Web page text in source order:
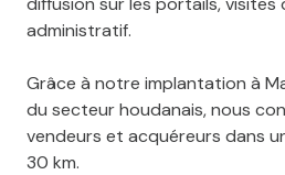
administratif.
Grâce à notre implantation à
du secteur houdanais, nous
vendeurs et acquéreurs dans
30 km.